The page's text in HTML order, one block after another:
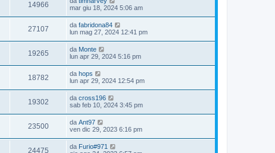
14966
mar giu 18, 2024 5:06 am
27107 da fabridona84
lun mag 27, 2024 12:41 pm
19265 da Monte
lun apr 29, 2024 5:16 pm
18782 da hops
lun apr 29, 2024 12:54 pm
19302 da cross196
sab feb 10, 2024 3:45 pm
23500 da Ant97
ven dic 29, 2023 6:16 pm
24475 da Furio#971